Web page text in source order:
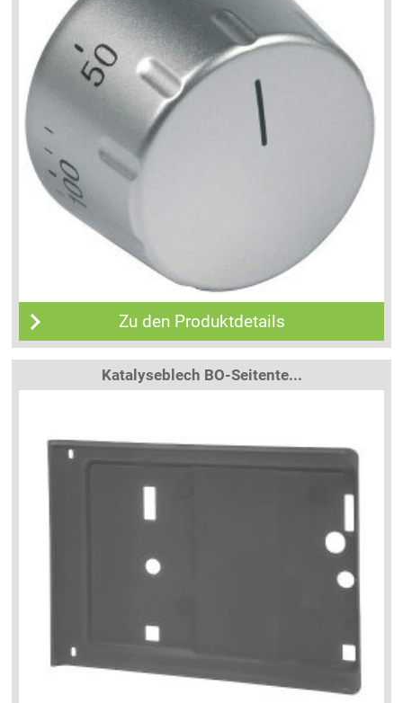
Zu den Produktdetails
Katalyseblech BO-Seitente...